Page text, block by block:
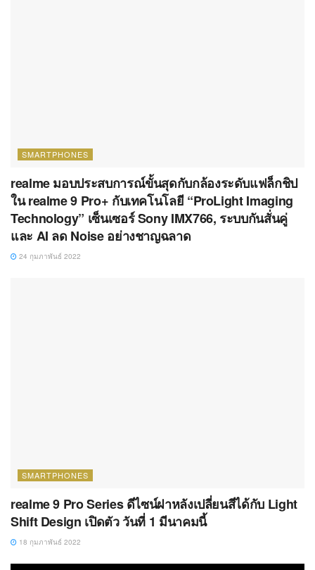
SMARTPHONES
realme มอบประสบการณ์ขั้นสุดกับกล้องระดับแฟล็กชิป
ใน realme 9 Pro+ กับเทคโนโลยี “ProLight Imaging
Technology” เซ็นเซอร์ Sony IMX766, ระบบกันสั่นคู่
และ AI ลด Noise อย่างชาญฉลาด
24 กุมภาพันธ์ 2022
SMARTPHONES
realme 9 Pro Series ดีไซน์ฝาหลังเปลี่ยนสีได้กับ Light
Shift Design เปิดตัว วันที่ 1 มีนาคมนี้
18 กุมภาพันธ์ 2022